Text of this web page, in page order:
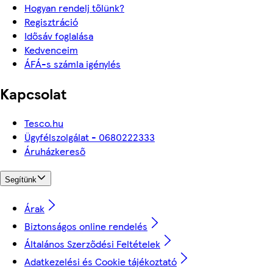
Hogyan rendelj tőlünk?
Regisztráció
Idősáv foglalása
Kedvenceim
ÁFÁ-s számla igénylés
Kapcsolat
Tesco.hu
Ügyfélszolgálat - 0680222333
Áruházkereső
Segítünk
Árak
Biztonságos online rendelés
Általános Szerződési Feltételek
Adatkezelési és Cookie tájékoztató